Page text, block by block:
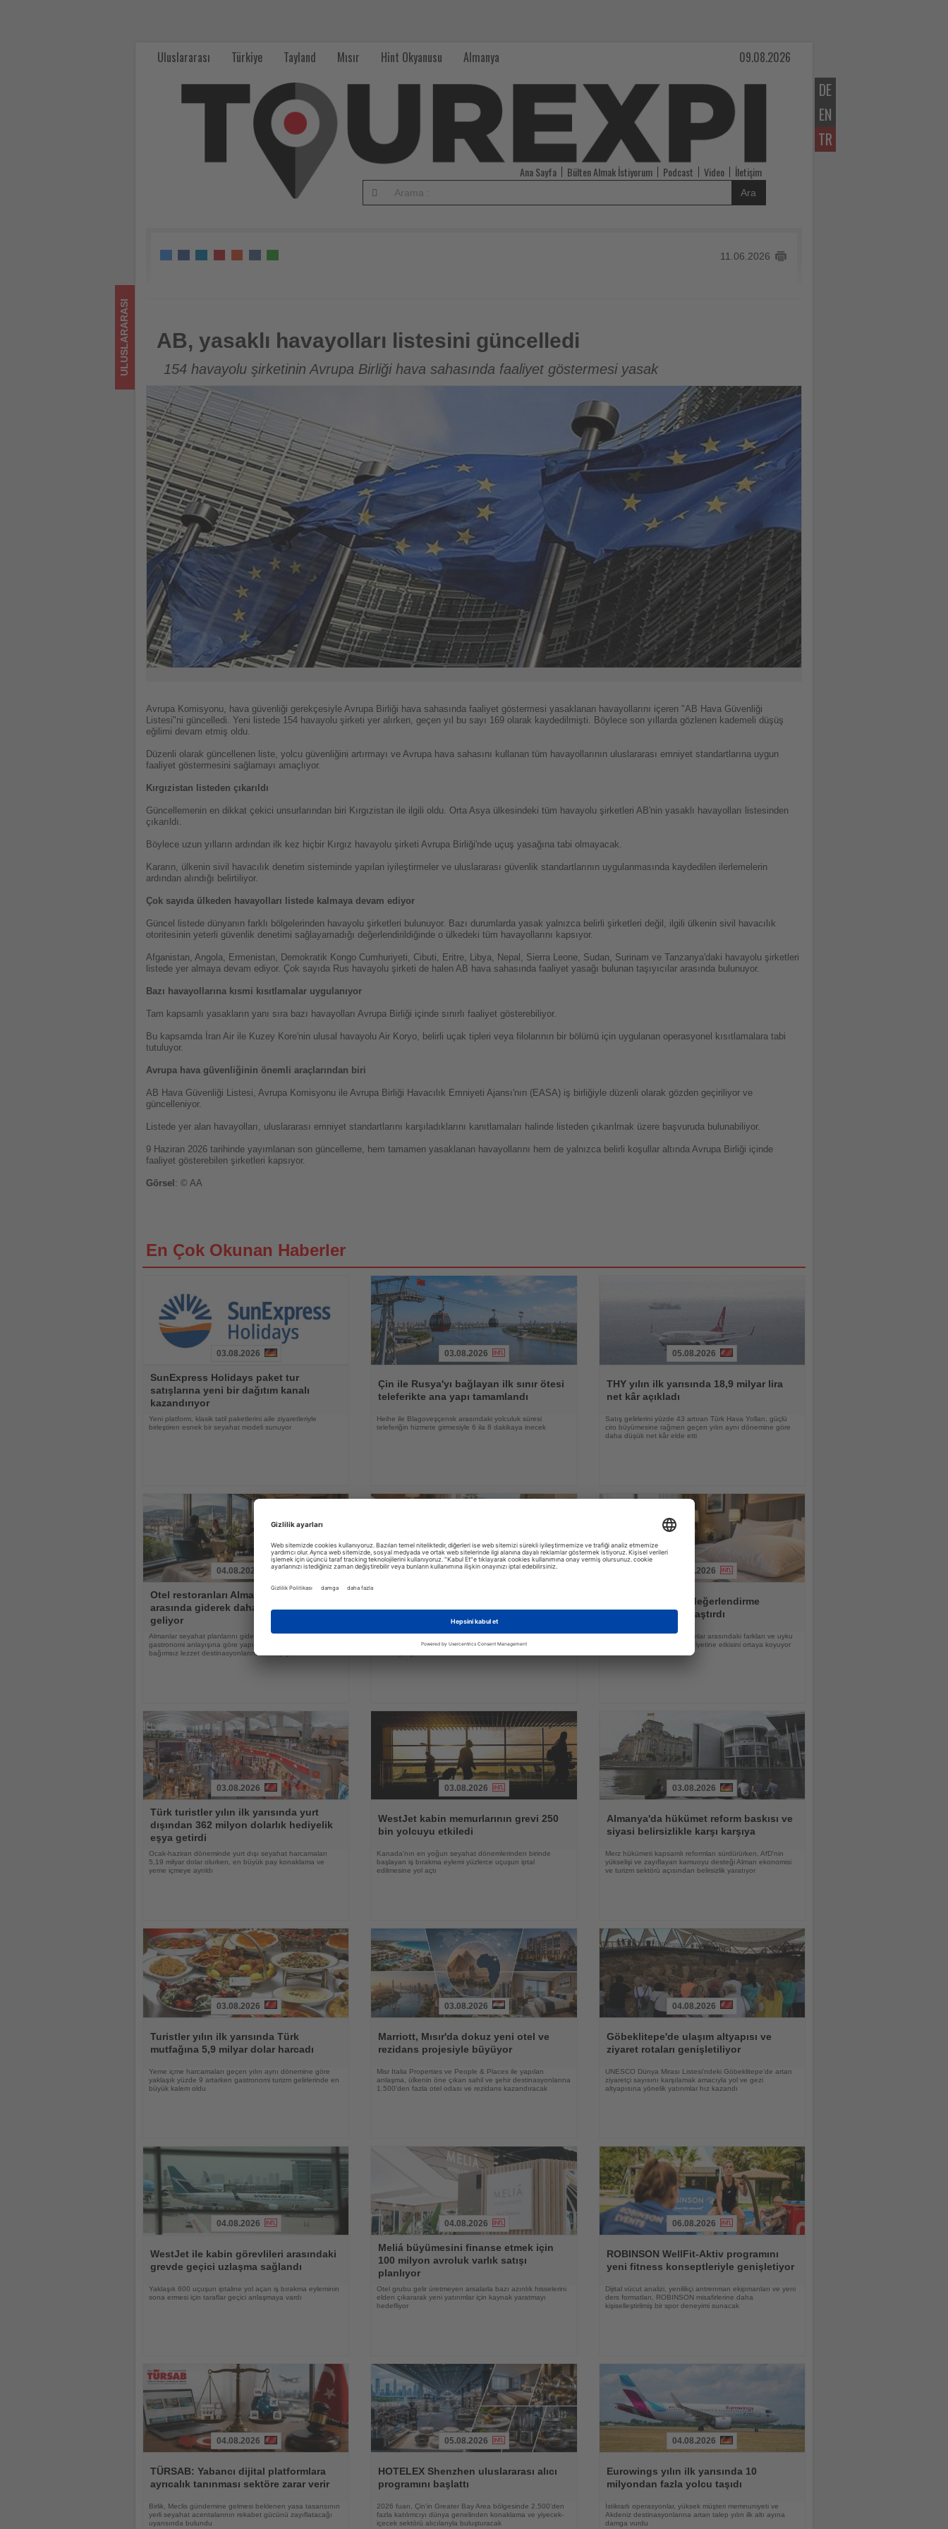
DE
EN
TR
Uluslararası Türkiye Tayland Mısır Hint Okyanusu Almanya 09.08.2026
Ana Sayfa Bülten Almak İstiyorum Podcast Video İletişim
Ara
11.06.2026
AB, yasaklı havayolları listesini güncelledi
ULUSLARARASI AB, yasaklı havayolları listesini güncelledi
154 havayolu şirketinin Avrupa Birliği hava sahasında faaliyet göstermesi yasak
Avrupa Komisyonu, hava güvenliği gerekçesiyle Avrupa Birliği hava sahasında faaliyet göstermesi yasaklanan havayollarını içeren "AB Hava Güvenliği
Listesi"ni güncelledi. Yeni listede 154 havayolu şirketi yer alırken, geçen yıl bu sayı 169 olarak kaydedilmişti. Böylece son yıllarda gözlenen kademeli düşüş
eğilimi devam etmiş oldu.
Düzenli olarak güncellenen liste, yolcu güvenliğini artırmayı ve Avrupa hava sahasını kullanan tüm havayollarının uluslararası emniyet standartlarına uygun
faaliyet göstermesini sağlamayı amaçlıyor.
Kırgızistan listeden çıkarıldı
Güncellemenin en dikkat çekici unsurlarından biri Kırgızistan ile ilgili oldu. Orta Asya ülkesindeki tüm havayolu şirketleri AB'nin yasaklı havayolları listesinden
çıkarıldı.
Böylece uzun yılların ardından ilk kez hiçbir Kırgız havayolu şirketi Avrupa Birliği'nde uçuş yasağına tabi olmayacak.
Kararın, ülkenin sivil havacılık denetim sisteminde yapılan iyileştirmeler ve uluslararası güvenlik standartlarının uygulanmasında kaydedilen ilerlemelerin
ardından alındığı belirtiliyor.
Çok sayıda ülkeden havayolları listede kalmaya devam ediyor
Güncel listede dünyanın farklı bölgelerinden havayolu şirketleri bulunuyor. Bazı durumlarda yasak yalnızca belirli şirketleri değil, ilgili ülkenin sivil havacılık
otoritesinin yeterli güvenlik denetimi sağlayamadığı değerlendirildiğinde o ülkedeki tüm havayollarını kapsıyor.
Afganistan, Angola, Ermenistan, Demokratik Kongo Cumhuriyeti, Cibuti, Eritre, Libya, Nepal, Sierra Leone, Sudan, Surinam ve Tanzanya'daki havayolu şirketleri
listede yer almaya devam ediyor. Çok sayıda Rus havayolu şirketi de halen AB hava sahasında faaliyet yasağı bulunan taşıyıcılar arasında bulunuyor.
Bazı havayollarına kısmi kısıtlamalar uygulanıyor
Tam kapsamlı yasakların yanı sıra bazı havayolları Avrupa Birliği içinde sınırlı faaliyet gösterebiliyor.
Bu kapsamda İran Air ile Kuzey Kore'nin ulusal havayolu Air Koryo, belirli uçak tipleri veya filolarının bir bölümü için uygulanan operasyonel kısıtlamalara tabi
tutuluyor.
Avrupa hava güvenliğinin önemli araçlarından biri
AB Hava Güvenliği Listesi, Avrupa Komisyonu ile Avrupa Birliği Havacılık Emniyeti Ajansı'nın (EASA) iş birliğiyle düzenli olarak gözden geçiriliyor ve
güncelleniyor.
Listede yer alan havayolları, uluslararası emniyet standartlarını karşıladıklarını kanıtlamaları halinde listeden çıkarılmak üzere başvuruda bulunabiliyor.
9 Haziran 2026 tarihinde yayımlanan son güncelleme, hem tamamen yasaklanan havayollarını hem de yalnızca belirli koşullar altında Avrupa Birliği içinde
faaliyet gösterebilen şirketleri kapsıyor.
Görsel : © AA
En Çok Okunan Haberler
Oku
03.08.2026
SunExpress Holidays paket tur
satışlarına yeni bir dağıtım kanalı
kazandırıyor
Yeni platform, klasik tatil paketlerini aile ziyaretleriyle
birleştiren esnek bir seyahat modeli sunuyor
Oku
03.08.2026
Çin ile Rusya'yı bağlayan ilk sınır ötesi
teleferikte ana yapı tamamlandı
Heihe ile Blagoveşçensk arasındaki yolculuk süresi
teleferiğin hizmete girmesiyle 6 ila 8 dakikaya inecek
Oku
05.08.2026
THY yılın ilk yarısında 18,9 milyar lira
net kâr açıkladı
Satış gelirlerini yüzde 43 artıran Türk Hava Yolları, güçlü
ciro büyümesine rağmen geçen yılın aynı dönemine göre
daha düşük net kâr elde etti
Oku
04.08.2026
Otel restoranları Alman tatilciler
arasında giderek daha popüler hale
geliyor
Almanlar seyahat planlarını giderek daha fazla otellerin
gastronomi anlayışına göre yapıyor, otel restoranları ise
bağımsız lezzet destinasyonlarına dönüşüyor
Haberi
03.08.2026
İsveçli tatilciler valizlerine en sık kahve koyarken, otel
odalarındaki ücretsiz ürünleri yanlarına almamalarıyla da
04.08.2026
Araştırma 20 otel değerlendirme
platformunu karşılaştırdı
Yeni meta sıralama, platformlar arasındaki farkları ve uyku
konforunun misafir memnuniyetine etkisini ortaya koyuyor
Oku
03.08.2026
Türk turistler yılın ilk yarısında yurt
dışından 362 milyon dolarlık hediyelik
eşya getirdi
Ocak-haziran döneminde yurt dışı seyahat harcamaları
5,19 milyar dolar olurken, en büyük pay konaklama ve
yeme içmeye ayrıldı
Oku
03.08.2026
WestJet kabin memurlarının grevi 250
bin yolcuyu etkiledi
Kanada'nın en yoğun seyahat dönemlerinden birinde
başlayan iş bırakma eylemi yüzlerce uçuşun iptal
edilmesine yol açtı
Oku
03.08.2026
Almanya'da hükümet reform baskısı ve
siyasi belirsizlikle karşı karşıya
Merz hükümeti kapsamlı reformları sürdürürken, AfD'nin
yükselişi ve zayıflayan kamuoyu desteği Alman ekonomisi
ve turizm sektörü açısından belirsizlik yaratıyor
Oku
03.08.2026
Turistler yılın ilk yarısında Türk
mutfağına 5,9 milyar dolar harcadı
Yeme içme harcamaları geçen yılın aynı dönemine göre
yaklaşık yüzde 9 artarken gastronomi turizm gelirlerinde en
büyük kalem oldu
Oku
03.08.2026
Marriott, Mısır'da dokuz yeni otel ve
rezidans projesiyle büyüyor
Misr Italia Properties ve People & Places ile yapılan
anlaşma, ülkenin öne çıkan sahil ve şehir destinasyonlarına
1.500'den fazla otel odası ve rezidans kazandıracak
Oku
04.08.2026
Göbeklitepe'de ulaşım altyapısı ve
ziyaret rotaları genişletiliyor
UNESCO Dünya Mirası Listesi'ndeki Göbeklitepe'de artan
ziyaretçi sayısını karşılamak amacıyla yol ve gezi
altyapısına yönelik yatırımlar hız kazandı
Oku
04.08.2026
WestJet ile kabin görevlileri arasındaki
grevde geçici uzlaşma sağlandı
Yaklaşık 600 uçuşun iptaline yol açan iş bırakma eyleminin
sona ermesi için taraflar geçici anlaşmaya vardı
Oku
04.08.2026
Meliá büyümesini finanse etmek için
100 milyon avroluk varlık satışı
planlıyor
Otel grubu gelir üretmeyen arsalarla bazı azınlık hisselerini
elden çıkararak yeni yatırımlar için kaynak yaratmayı
hedefliyor
Oku
06.08.2026
ROBINSON WellFit-Aktiv programını
yeni fitness konseptleriyle genişletiyor
Dijital vücut analizi, yenilikçi antrenman ekipmanları ve yeni
ders formatları, ROBINSON misafirlerine daha
kişiselleştirilmiş bir spor deneyimi sunacak
Oku
04.08.2026
TÜRSAB: Yabancı dijital platformlara
ayrıcalık tanınması sektöre zarar verir
Birlik, Meclis gündemine gelmesi beklenen yasa tasarısının
yerli seyahat acentalarının rekabet gücünü zayıflatacağı
uyarısında bulundu
Oku
05.08.2026
HOTELEX Shenzhen uluslararası alıcı
programını başlattı
2026 fuarı, Çin'in Greater Bay Area bölgesinde 2.500'den
fazla katılımcıyı dünya genelinden konaklama ve yiyecek-
içecek sektörü alıcılarıyla buluşturacak
Oku
04.08.2026
Eurowings yılın ilk yarısında 10
milyondan fazla yolcu taşıdı
İstikrarlı operasyonlar, yüksek müşteri memnuniyeti ve
Akdeniz destinasyonlarına artan talep yılın ilk altı ayına
damga vurdu